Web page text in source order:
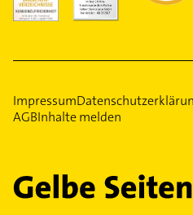
Impressum
AGBInhalte melden